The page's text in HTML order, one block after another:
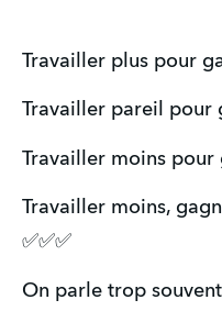
Travailler plus pour
Travailler pareil pour
Travailler moins pour
Travailler moins,
✅✅✅
On parle trop